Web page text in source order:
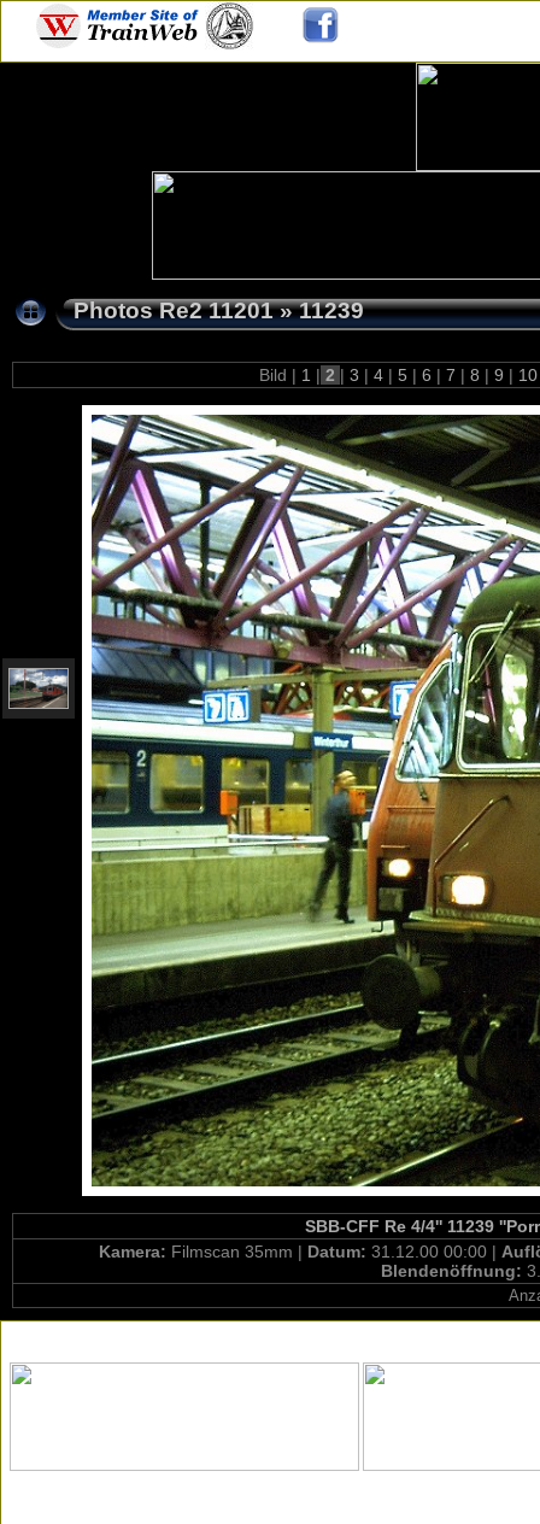
Photos Re2 11201»11239
Bild | 1 | 2 | 3 | 4 | 5 | 6 | 7 | 8 | 9 |
SBB-CFF Re 4/4'' 11239
Kamera: Filmscan 35mm | Datum: 31.12.00 00:00 |
Blendenöffnung: